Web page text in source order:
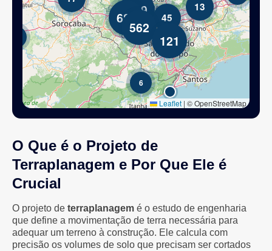
O Que é o Projeto de
Terraplanagem e Por Que Ele é
Crucial
O projeto de terraplanagem é o estudo de engenharia
que define a movimentação de terra necessária para
adequar um terreno à construção. Ele calcula com
precisão os volumes de solo que precisam ser cortados